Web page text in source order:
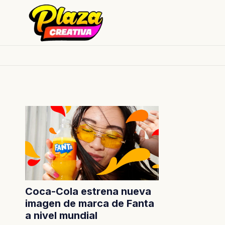
Coca-Cola estrena nueva
imagen de marca de Fanta
a nivel mundial